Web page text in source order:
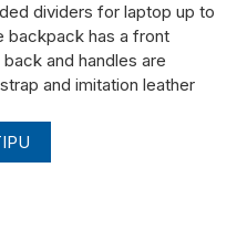
dividers for laptop up to
backpack has a front
and handles are
and imitation leather